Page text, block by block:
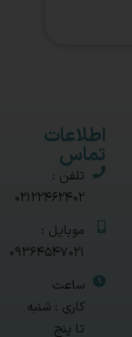
اطلاعات
تماس
تلفن :
02122462402
موبایل :
09364547021
ساعت
کاری : شنبه
تا پنج